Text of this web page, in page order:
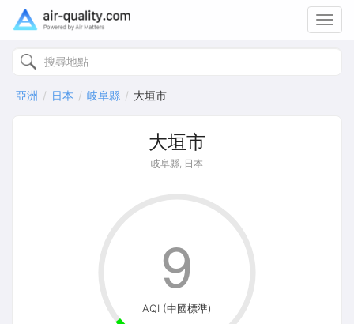
亞洲 日本 岐阜縣 大垣市
大垣市
岐阜縣, 日本
AQI (中國標準)
9